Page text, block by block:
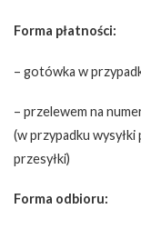
Forma płatności:
– gotówka w
– przelewem na
(w przypadku
przesyłki)
Forma odbioru: